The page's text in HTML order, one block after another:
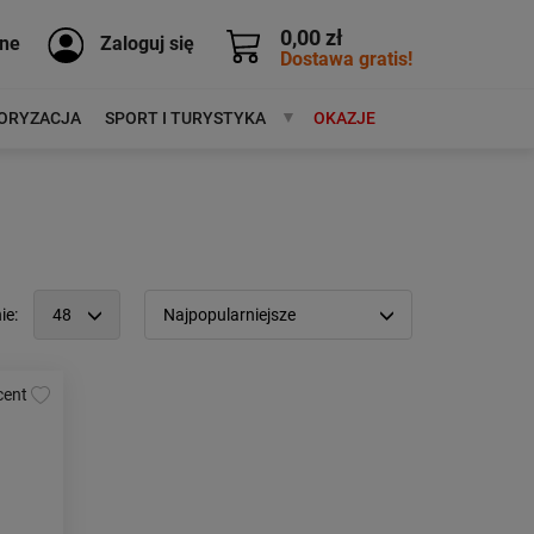
0,00 zł
Dostawa gratis!
Zaloguj się
SPORT I TURYSTYKA MARKIOKAZJE
48 Najpopularniejsze